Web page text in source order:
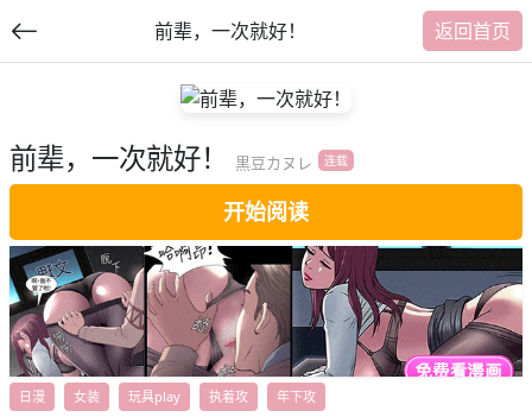
前辈，一次就好！ 返回首页
前辈，一次就好！ 黒豆カヌレ 连载
开始阅读
日漫 女装 玩具play 执着攻 年下攻
交